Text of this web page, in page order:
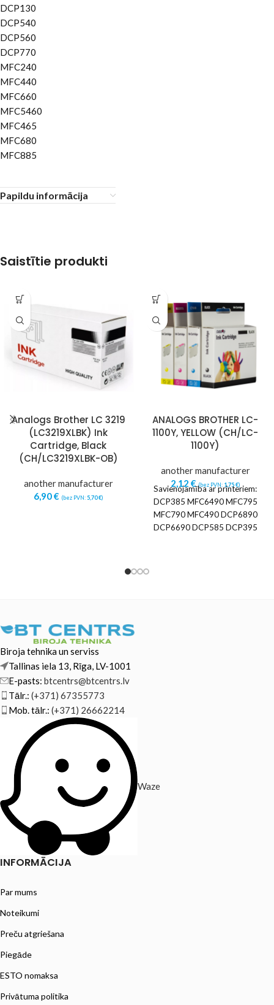
DCP130
DCP540
DCP560
DCP770
MFC240
MFC440
MFC660
MFC5460
MFC465
MFC680
MFC885
Papildu informācija
Saistītie produkti
Analogs Brother LC 3219
(LC3219XLBK) Ink
Cartridge, Black
(CH/LC3219XLBK-OB)
another manufacturer
6,90€ (bez PVN:5,70€)
ANALOGS BROTHER LC-
1100Y, YELLOW (CH/LC-
1100Y)
another manufacturer
2,12 € (bez PVN: 1,75€)
Savienojamība ar printeriem:
DCP385 MFC6490 MFC795
MFC790 MFC490 DCP6890
DCP6690 DCP585 DCP395
Biroja tehnika un serviss
Tallinas iela 13, Rīga, LV-1001
E-pasts: btcentrs@btcentrs.lv
Tālr.: (+371) 67355773
Mob. tālr.: (+371) 26662214
Waze
INFORMĀCIJA
Par mums
Noteikumi
Preču atgriešana
Piegāde
ESTO nomaksa
Privātuma politika